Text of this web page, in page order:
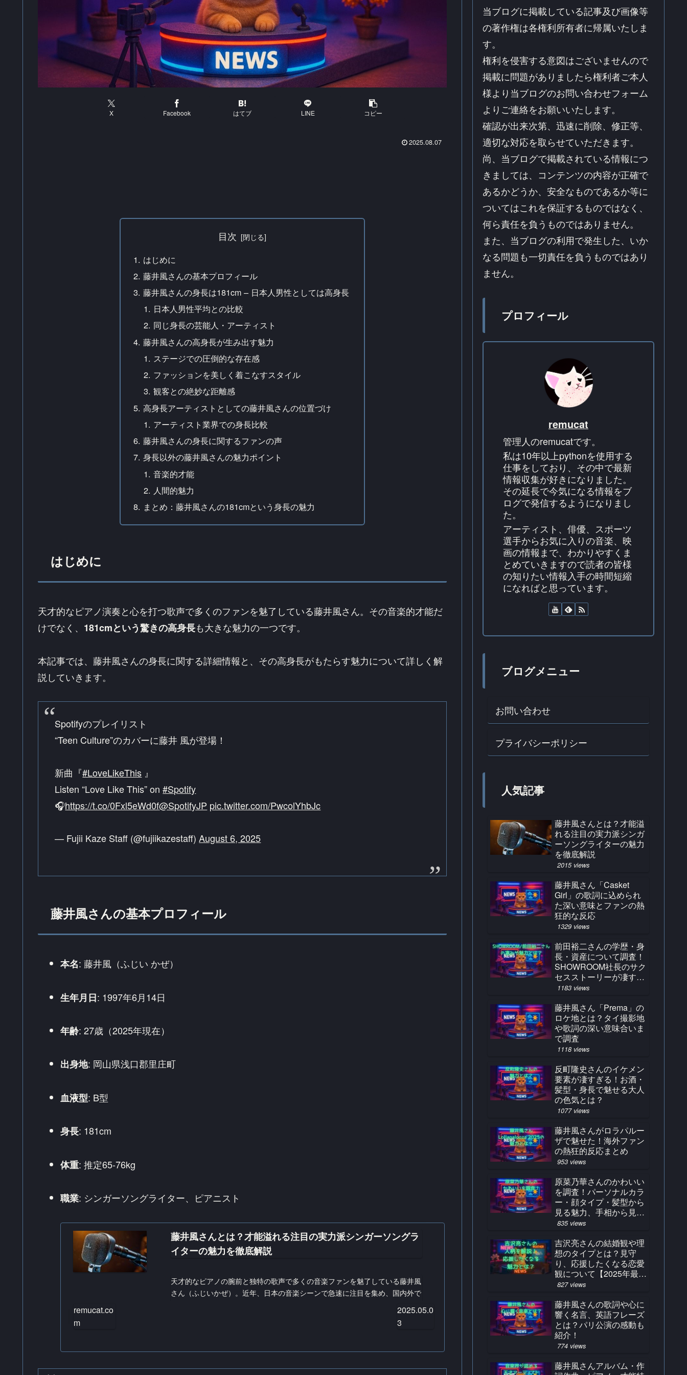
X Facebook はてブ LINE コピー
2025.08.07
目次
はじめに
藤井風さんの基本プロフィール
藤井風さんの身長は181cm – 日本人男性としては高身長
日本人男性平均との比較
同じ身長の芸能人・アーティスト
藤井風さんの高身長が生み出す魅力
ステージでの圧倒的な存在感
ファッションを美しく着こなすスタイル
観客との絶妙な距離感
高身長アーティストとしての藤井風さんの位置づけ
アーティスト業界での身長比較
藤井風さんの身長に関するファンの声
身長以外の藤井風さんの魅力ポイント
音楽的才能
人間的魅力
まとめ：藤井風さんの181cmという身長の魅力
はじめに
天才的なピアノ演奏と心を打つ歌声で多くのファンを魅了している藤井風さん。その音楽的才能だ
けでなく、 181cmという驚きの高身長も大きな魅力の一つです。
本記事では、藤井風さんの身長に関する詳細情報と、その高身長がもたらす魅力について詳しく解
説していきます。
Spotifyのプレイリスト
“Teen Culture”のカバーに藤井 風が登場！
新曲『#LoveLikeThis 』
Listen “Love Like This” on#Spotify
🎧https://t.co/0Fxl5eWd0f@SpotifyJP pic.twitter.com/PwcolYhbJc
— Fujii Kaze Staff (@fujiikazestaff)August 6, 2025
藤井風さんの基本プロフィール
本名: 藤井風（ふじい かぜ）
生年月日: 1997年6月14日
年齢: 27歳（2025年現在）
出身地: 岡山県浅口郡里庄町
血液型: B型
身長: 181cm
体重: 推定65-76kg
職業: シンガーソングライター、ピアニスト
藤井風さんとは？才能溢れる注目の実力派シンガーソングラ
イターの魅力を徹底解説
天才的なピアノの腕前と独特の歌声で多くの音楽ファンを魅了している藤井風
さん（ふじいかぜ）。近年、日本の音楽シーンで急速に注目を集め、国内外で
remucat.co
m
2025.05.0
3
当ブログに掲載している記事及び画像等
の著作権は各権利所有者に帰属いたしま
す。
権利を侵害する意図はございませんので
掲載に問題がありましたら権利者ご本人
様より当ブログのお問い合わせフォーム
よりご連絡をお願いいたします。
確認が出来次第、迅速に削除、修正等、
適切な対応を取らせていただきます。
尚、当ブログで掲載されている情報につ
きましては、コンテンツの内容が正確で
あるかどうか、安全なものであるか等に
ついてはこれを保証するものではなく、
何ら責任を負うものではありません。
また、当ブログの利用で発生した、いか
なる問題も一切責任を負うものではあり
ません。
プロフィール
remucat
管理人のremucatです。
私は10年以上pythonを使用する
仕事をしており、その中で最新
情報収集が好きになりました。
その延長で今気になる情報をブ
ログで発信するようになりまし
た。
アーティスト、俳優、スポーツ
選手からお気に入りの音楽、映
画の情報まで、わかりやすくま
とめていきますので読者の皆様
の知りたい情報入手の時間短縮
になればと思っています。
ブログメニュー
お問い合わせ
プライバシーポリシー
人気記事
藤井風さんとは？才能溢
れる注目の実力派シンガ
ーソングライターの魅力
を徹底解説
2015 views
藤井風さん「Casket
Girl」の歌詞に込められ
た深い意味とファンの熱
狂的な反応
1329 views
前田裕二さんの学歴・身
長・資産について調査！
SHOWROOM社長のサク
セスストーリーが凄すぎ
る！
1183 views
藤井風さん「Prema」の
ロケ地とは？タイ撮影地
や歌詞の深い意味合いま
で調査
1118 views
反町隆史さんのイケメン
要素が凄すぎる！お酒・
髪型・身長で魅せる大人
の色気とは？
1077 views
藤井風さんがロラパルー
ザで魅せた！海外ファン
の熱狂的反応まとめ
953 views
原菜乃華さんのかわいい
を調査！パーソナルカラ
ー・顔タイプ・髪型から
見る魅力、手相から見る
占い結果とは？
835 views
吉沢亮さんの結婚観や理
想のタイプとは？見守
り、応援したくなる恋愛
観について【2025年最
新】
827 views
藤井風さんの歌詞や心に
響く名言、英語フレーズ
とは？パリ公演の感動も
紹介！
774 views
藤井風さんアルバム・作